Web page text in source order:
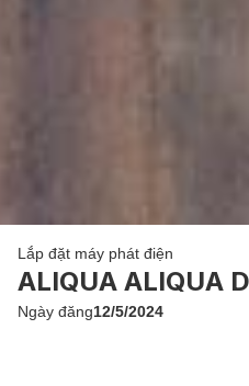
Lắp đặt máy phát điện
ALIQUA ALIQUA
Ngày đăng12/5/2024